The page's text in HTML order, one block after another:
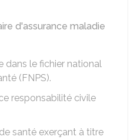
d'assurance maladie
dans le fichier national
(FNPS).
responsabilité civile
santé exerçant à titre